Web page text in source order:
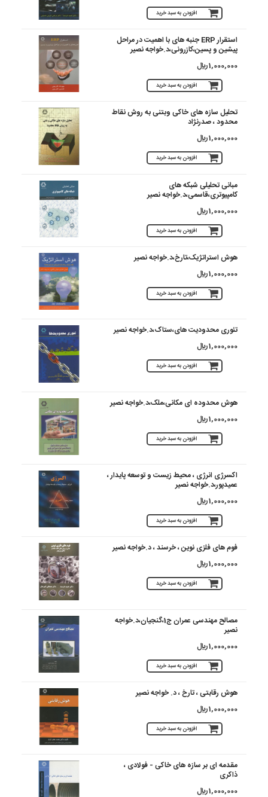
افزودن به سبد خرید
استقرار ERP جنبه های با اهمیت در مراحل
پیشین و پسین،کازرونی،د.خواجه نصیر
1,000,000 ريال
افزودن به سبد خرید
تحلیل سازه های خاکی وبتنی به روش نقاط
محدود ، صدرنژاد
1,000,000 ريال
افزودن به سبد خرید
مبانی تحلیلی شبکه های
کامپیوتری،قاسمی،د.خواجه نصیر
1,000,000 ريال
افزودن به سبد خرید
هوش استراتژیک،تارخ،د.خواجه نصیر
1,000,000 ريال
افزودن به سبد خرید
تئوری محدودیت های،ستاک،د.خواجه نصیر
1,000,000 ريال
افزودن به سبد خرید
هوش محدوده ای مکانی،ملک،د.خواجه نصیر
1,000,000 ريال
افزودن به سبد خرید
اکسرژی انرژی ، محیط زیست و توسعه پایدار ،
عمیدپور،د.خواجه نصیر
1,000,000 ريال
افزودن به سبد خرید
فوم های فلزی نوین ، خرسند ، د.خواجه نصیر
1,000,000 ريال
افزودن به سبد خرید
مصالح مهندسی عمران ج1،گنجیان،د.خواجه
نصیر
1,000,000 ريال
افزودن به سبد خرید
هوش رقابتی ، تارخ ، د. خواجه نصیر
1,000,000 ريال
افزودن به سبد خرید
مقدمه ای بر سازه های خاکی - فولادی ،
ذاکری
1,000,000 ريال